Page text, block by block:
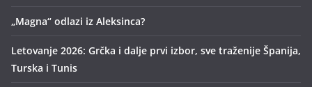
„Magna“ odlazi iz Aleksinca?
Letovanje 2026: Grčka i dalje prvi izbor, sve traženije Španija,
Turska i Tunis